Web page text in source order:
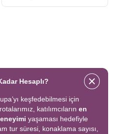
Hesaplı?
keşfedebilmesi için
katılımcıların en
yaşaması hedefiyle
tur süresi, konaklama sayısı,